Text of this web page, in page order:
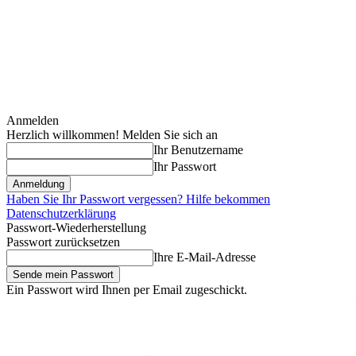
Anmelden
Herzlich willkommen! Melden Sie sich an
Ihr Benutzername
Ihr Passwort
Haben Sie Ihr Passwort vergessen? Hilfe bekommen
Datenschutzerklärung
Passwort-Wiederherstellung
Passwort zurücksetzen
Ihre E-Mail-Adresse
Ein Passwort wird Ihnen per Email zugeschickt.